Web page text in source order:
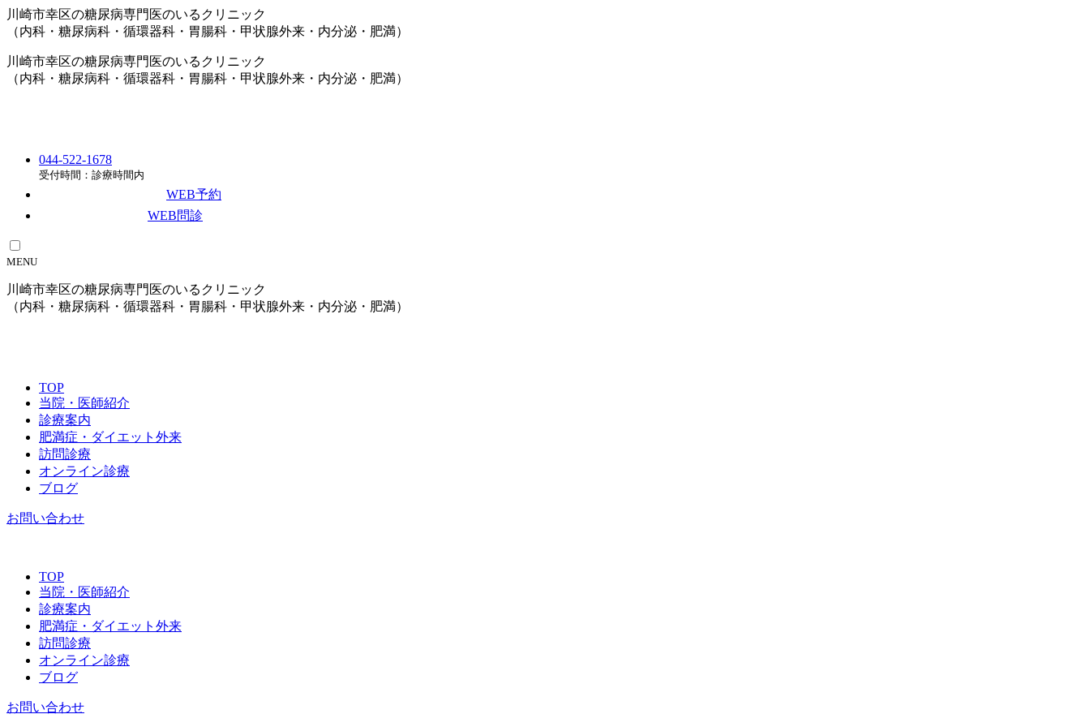
川崎市幸区の糖尿病専門医のいるクリニック
（内科・糖尿病科・循環器科・胃腸科・甲状腺外来・内分泌・肥満）
川崎市幸区の糖尿病専門医のいるクリニック
（内科・糖尿病科・循環器科・胃腸科・甲状腺外来・内分泌・肥満）
044-522-1678
受付時間：診療時間内
MENU
川崎市幸区の糖尿病専門医のいるクリニック
（内科・糖尿病科・循環器科・胃腸科・甲状腺外来・内分泌・肥満）
TOP
当院・医師紹介
診療案内
肥満症・ダイエット外来
訪問診療
オンライン診療
ブログ
お問い合わせ
TOP
当院・医師紹介
診療案内
肥満症・ダイエット外来
訪問診療
オンライン診療
ブログ
お問い合わせ